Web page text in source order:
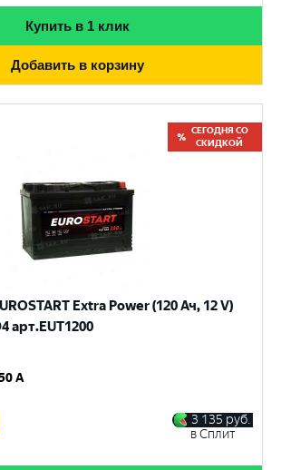
Купить в 1 клик
Добавить в корзину
СЕГОДНЯ СО
СКИДКОЙ
Extra Power (120 Ач, 12 V)
арт.EUT1200
A
3 135 руб.
в Сплит